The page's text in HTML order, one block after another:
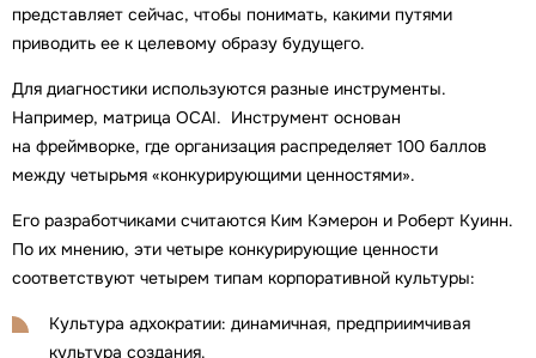
представляет сейчас, чтобы понимать, какими путями
приводить ее к целевому образу будущего.
Для диагностики используются разные инструменты.
Например, матрица OCAI. Инструмент основан
на фреймворке, где организация распределяет 100 баллов
между четырьмя «конкурирующими ценностями».
Его разработчиками считаются Ким Кэмерон и Роберт Куинн.
По их мнению, эти четыре конкурирующие ценности
соответствуют четырем типам корпоративной культуры:
Культура адхократии: динамичная, предприимчивая
культура создания.